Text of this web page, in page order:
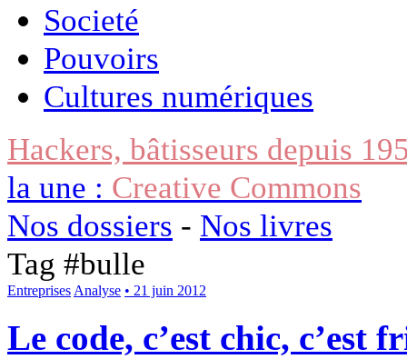
Societé
Pouvoirs
Cultures numériques
Hackers, bâtisseurs depuis
la une : Creative Commons
Nos dossiers - Nos livres
Tag #bulle
Entreprises Analyse • 21 juin 2012
Le code, c’est chic, c’est